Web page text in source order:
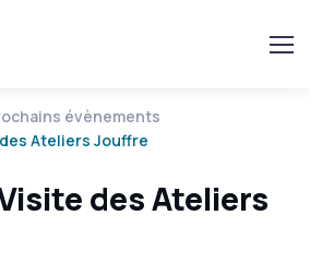
évènements
Ateliers Jouffre
des Ateliers